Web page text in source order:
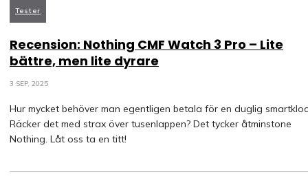
Tester
Recension: Nothing CMF Watch 3 Pro – Lite
bättre, men lite dyrare
3 SEP, 2025
Hur mycket behöver man egentligen betala för en duglig
Räcker det med strax över tusenlappen? Det tycker åtminstone
Nothing. Låt oss ta en titt!